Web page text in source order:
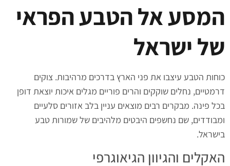
המסע אל הטבע הפראי
של ישראל
כוחות הטבע עיצבו את פני הארץ בדרכים מרהיבות. צוקים
דרמטיים, נחלים שוקקים והרים פוריים מגלים איכות יוצאת דופן
בכל פינה. מבקרים רבים מוצאים עניין בלב אזורים סלעיים
ומבודדים, שם נחשפים היבטים מלהיבים של שמורות טבע
בישראל.
האקלים והגיוון הגיאוגרפי